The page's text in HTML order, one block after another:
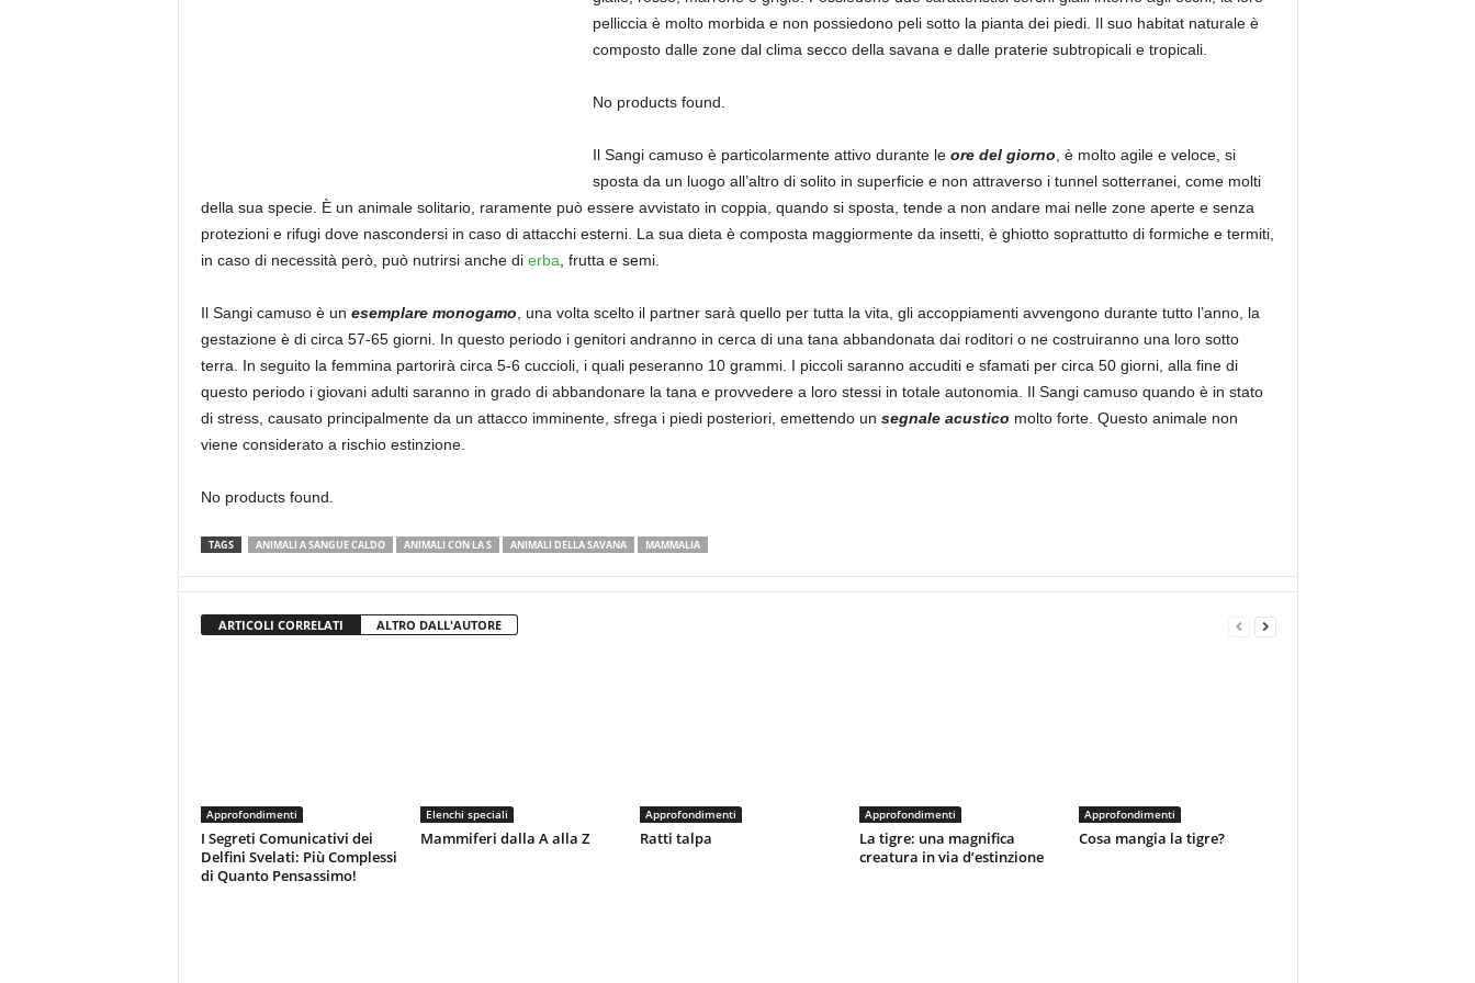
pelliccia è molto morbida e non possiedono peli sotto la pianta dei piedi. Il suo habitat naturale è
composto dalle zone dal clima secco della savana e dalle praterie subtropicali e tropicali.
No products found.
Il Sangi camuso è particolarmente attivo durante le ore del giorno , è molto agile e veloce, si
sposta da un luogo all’altro di solito in superficie e non attraverso i tunnel sotterranei, come molti
della sua specie. È un animale solitario, raramente può essere avvistato in coppia, quando si sposta, tende a non andare mai nelle zone aperte e senza
protezioni e rifugi dove nascondersi in caso di attacchi esterni. La sua dieta è composta maggiormente da insetti, è ghiotto soprattutto di formiche e termiti,
in caso di necessità però, può nutrirsi anche di erba , frutta e semi.
Il Sangi camuso è un esemplare monogamo , una volta scelto il partner sarà quello per tutta la vita, gli accoppiamenti avvengono durante tutto l’anno, la
gestazione è di circa 57-65 giorni. In questo periodo i genitori andranno in cerca di una tana abbandonata dai roditori o ne costruiranno una loro sotto
terra. In seguito la femmina partorirà circa 5-6 cuccioli, i quali peseranno 10 grammi. I piccoli saranno accuditi e sfamati per circa 50 giorni, alla fine di
questo periodo i giovani adulti saranno in grado di abbandonare la tana e provvedere a loro stessi in totale autonomia. Il Sangi camuso quando è in stato
di stress, causato principalmente da un attacco imminente, sfrega i piedi posteriori, emettendo un segnale acustico molto forte. Questo animale non
viene considerato a rischio estinzione.
No products found.
TAGS ANIMALI A SANGUE CALDO ANIMALI CON LA S ANIMALI DELLA SAVANA MAMMALIA
ARTICOLI CORRELATI ALTRO DALL'AUTORE
Approfondimenti
I Segreti Comunicativi dei
Delfini Svelati: Più Complessi
di Quanto Pensassimo!
Elenchi speciali
Mammiferi dalla A alla Z
Approfondimenti
Ratti talpa
Approfondimenti
La tigre: una magnifica
creatura in via d’estinzione
Approfondimenti
Cosa mangia la tigre?